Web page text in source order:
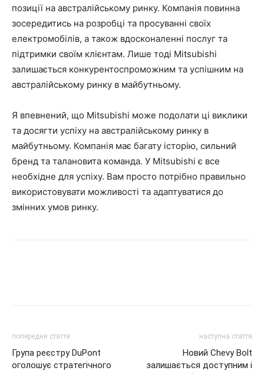
позиції на австралійському ринку. Компанія повинна
зосередитись на розробці та просуванні своїх
електромобілів, а також вдосконаленні послуг та
підтримки своїм клієнтам. Лише тоді Mitsubishi
залишається конкурентоспроможним та успішним на
австралійському ринку в майбутньому.
Я впевнений, що Mitsubishi може подолати ці виклики
та досягти успіху на австралійському ринку в
майбутньому. Компанія має багату історію, сильний
бренд та талановита команда. У Mitsubishi є все
необхідне для успіху. Вам просто потрібно правильно
використовувати можливості та адаптуватися до
змінних умов ринку.
попередня стаття
Група реєстру DuPont
оголошує стратегічного
наступна стаття
Новий Chevy Bolt
залишається доступним і